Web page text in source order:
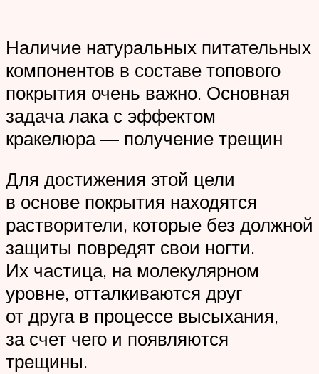
Наличие натуральных питательных
компонентов в составе топового
покрытия очень важно. Основная
задача лака с эффектом
кракелюра — получение трещин
Для достижения этой цели
в основе покрытия находятся
растворители, которые без должной
защиты повредят свои ногти.
Их частица, на молекулярном
уровне, отталкиваются друг
от друга в процессе высыхания,
за счет чего и появляются
трещины.